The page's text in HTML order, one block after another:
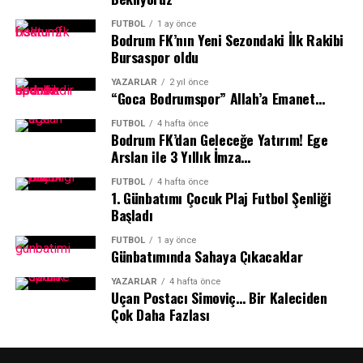
çalışmalarını kararlılıkla sürdürüyor.
başlayacak ve üç gün sürecek yarışta sporcular, her gün
188 kilometrelik zorlu etaplarda finişe ulaşmak için ter
Muğla ve Türkiye’nin Tanıtımına Katkı
Sağlayacak
Uluslararası birçok önemli takımın yer alacağı
organizasyonda Muğla Büyükşehir Belediyesi Kıta
Bisiklet Takımı yalnızca sportif başarı için değil,
Muğla’nın ve Türkiye’nin tanıtımı için de önemli bir
görev üstlenecek. Avrupa’nın dikkatle takip ettiği yarışta
Türk bayrağını taşıyacak sporcular, uluslararası alanda
önemli bir temsil sorumluluğu da üstlenecek.
İlker Cömert: Avrupa’nın En Önemli
Bisiklet Takımları Katılıyor”
FUTBOL 1 ay önce
Bodrum FK’nın Yeni Sezondaki İlk Rakibi
Bursaspor oldu
YAZARLAR 2 yıl önce
“Goca Bodrumspor” Allah’a Emanet…
FUTBOL 4 hafta önce
Bodrum FK’dan Geleceğe Yatırım! Ege
Arslan ile 3 Yıllık İmza…
FUTBOL 4 hafta önce
1.⁠ ⁠Günbatımı Çocuk Plaj Futbol Şenliği
Başladı
FUTBOL 1 ay önce
Günbatımında Sahaya Çıkacaklar
YAZARLAR 4 hafta önce
Uçan Postacı Simoviç… Bir Kaleciden
Çok Daha Fazlası